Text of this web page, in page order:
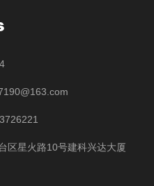
区星火路10号建科兴达大厦